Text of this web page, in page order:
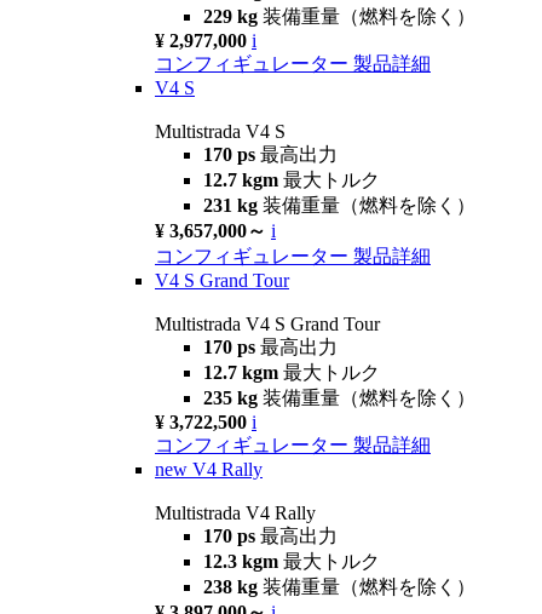
229 kg 装備重量（燃料を除く）
¥ 2,977,000 i
コンフィギュレーター 製品詳細
V4 S
Multistrada V4 S
170 ps 最高出力
12.7 kgm 最大トルク
231 kg 装備重量（燃料を除く）
¥ 3,657,000～ i
コンフィギュレーター 製品詳細
V4 S Grand Tour
Multistrada V4 S Grand Tour
170 ps 最高出力
12.7 kgm 最大トルク
235 kg 装備重量（燃料を除く）
¥ 3,722,500 i
コンフィギュレーター 製品詳細
new V4 Rally
Multistrada V4 Rally
170 ps 最高出力
12.3 kgm 最大トルク
238 kg 装備重量（燃料を除く）